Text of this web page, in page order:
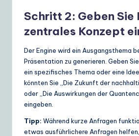
Schritt 2: Geben Sie
zentrales Konzept
Der Engine wird ein Ausgangsthema
Präsentation zu generieren. Geben
ein spezifisches Thema oder eine
könnten Sie „Die Zukunft der
oder „Die Auswirkungen der
eingeben.
Tipp: Während kurze Anfragen
etwas ausführlichere Anfragen